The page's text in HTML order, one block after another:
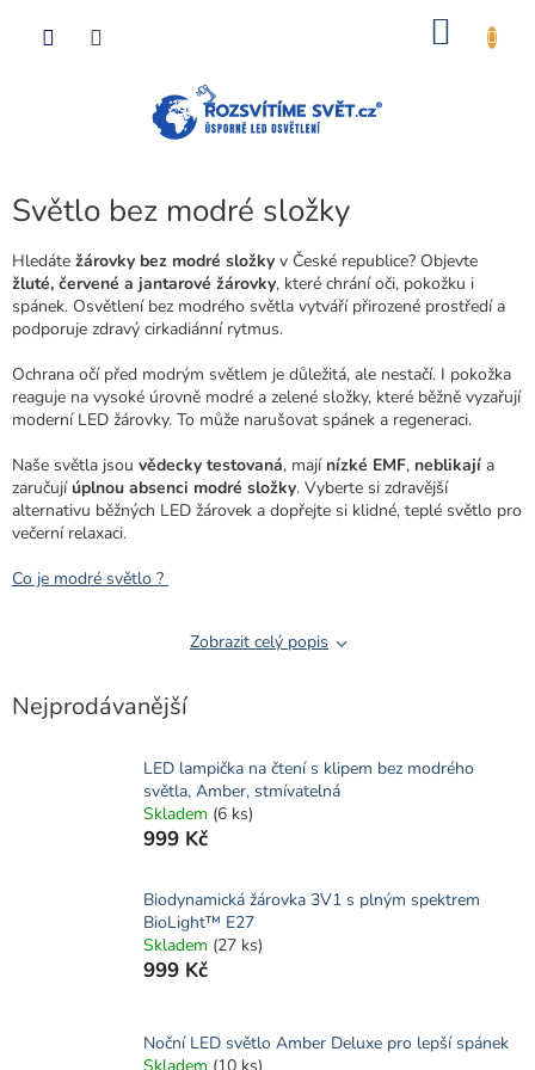
Světlo bez modré složky
Hledáte žárovky bez modré složky v České republice? Objevte
žluté, červené a jantarové žárovky, které chrání oči, pokožku i
spánek. Osvětlení bez modrého světla vytváří přirozené prostředí a
podporuje zdravý cirkadiánní rytmus.
Ochrana očí před modrým světlem je důležitá, ale nestačí. I pokožka
reaguje na vysoké úrovně modré a zelené složky, které běžně vyzařují
moderní LED žárovky. To může narušovat spánek a regeneraci.
Naše světla jsou vědecky testovaná, mají nízké EMF, neblikají a
zaručujíúplnou absenci modré složky. Vyberte si zdravější
alternativu běžných LED žárovek a dopřejte si klidné, teplé světlo pro
večerní relaxaci.
Co je modré světlo ?
Zobrazit celý popis
Nejprodávanější
LED lampička na čtení s klipem bez modrého
světla, Amber, stmívatelná
Skladem (6 ks)
999 Kč
Biodynamická žárovka 3V1 s plným spektrem
BioLight™ E27
Skladem (27 ks)
999 Kč
Noční LED světlo Amber Deluxe pro lepší spánek